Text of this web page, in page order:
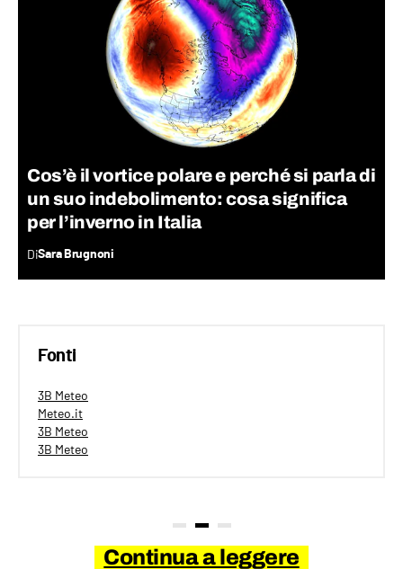
Cos’è il vortice polare e perché si parla di
un suo indebolimento: cosa significa
per l’inverno in Italia
DiSara Brugnoni
Fonti
3B Meteo
Meteo.it
3B Meteo
3B Meteo
Continua a leggere